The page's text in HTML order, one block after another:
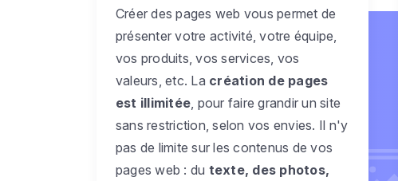
Créer des pages web vous permet de
présenter votre activité, votre équipe,
vos produits, vos services, vos
valeurs, etc. La création de pages
est illimitée , pour faire grandir un site
sans restriction, selon vos envies. Il n'y
pas de limite sur les contenus de vos
pages web : du texte, des photos,